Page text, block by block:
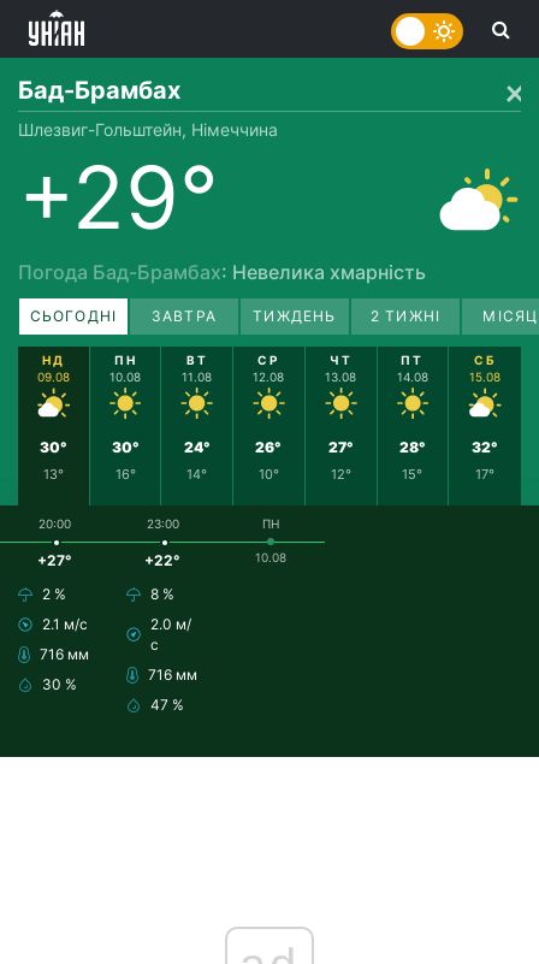
Бад-Брамбах
Шлезвиг-Гольштейн, Німеччина
+29°
Погода Бад-Брамбах: Невелика хмарність
СЬОГОДНІ ЗАВТРА ТИЖДЕНЬ 2 ТИЖНІ
НД
09.08
30°
13°
ПН
10.08
30°
16°
ВТ
11.08
24°
14°
СР
12.08
26°
10°
ЧТ
13.08
27°
12°
ПТ
14.08
28°
15°
СБ
15.08
32°
17°
20:00
+27°
2 %
2.1 м/с
716 мм
30 %
23:00
+22°
8 %
2.0 м/
с
716 мм
47 %
ПН
10.08